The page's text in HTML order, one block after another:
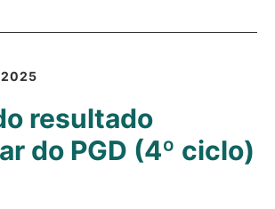
2025
resultado
do PGD (4º ciclo)